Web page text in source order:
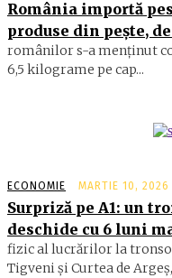
România importă
produse din peşte,
ro­mâ­nilor s-a menţinut
6,5 ki­lograme pe cap...
ECONOMIE MARTIE 10, 2026
Surpriză pe A1: un
deschide cu 6 luni
fizic al lucrărilor la
Tigveni şi Curtea de Argeş,